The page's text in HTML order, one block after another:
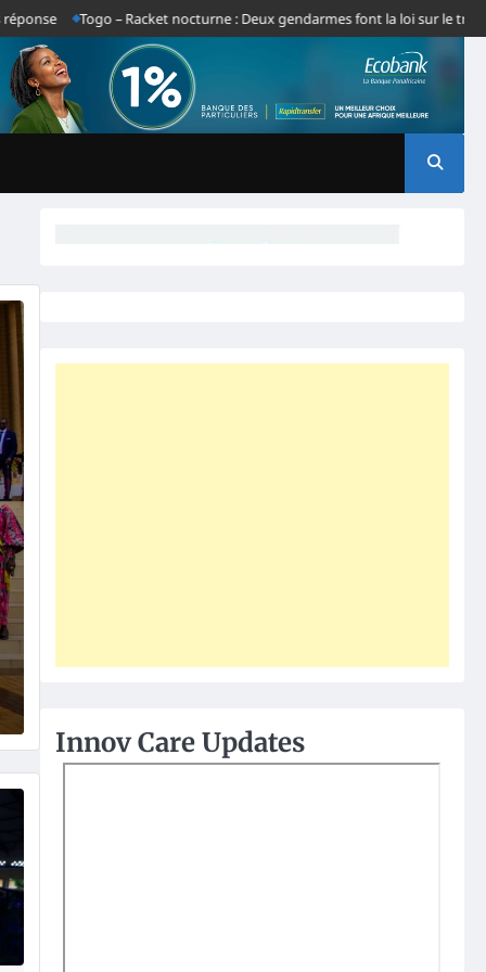
Togo – Racket nocturne : Deux gendarmes font la loi sur le tronçon
Innov Care Updates